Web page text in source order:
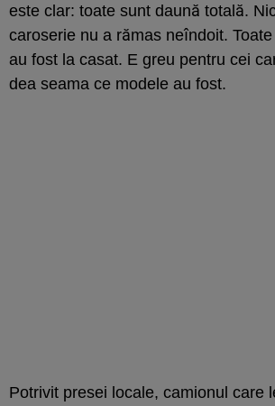
este clar: toate sunt daună totală.
caroserie nu a rămas neîndoit.
au fost la casat. E greu pentru cei
dea seama ce modele au fost.
Potrivit presei locale, camionul care